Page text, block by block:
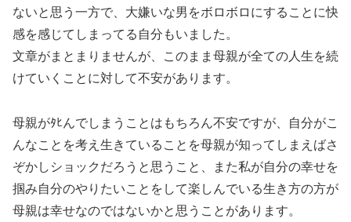
ないと思う一方で、大嫌いな男をボロボロにすることに快
感を感じてしまってる自分もいました。
文章がまとまりませんが、このまま母親が全ての人生を続
けていくことに対して不安があります。
母親がﾀﾋんでしまうことはもちろん不安ですが、自分がこ
んなことを考え生きていることを母親が知ってしまえばさ
ぞかしショックだろうと思うこと、また私が自分の幸せを
掴み自分のやりたいことをして楽しんでいる生き方の方が
母親は幸せなのではないかと思うことがあります。